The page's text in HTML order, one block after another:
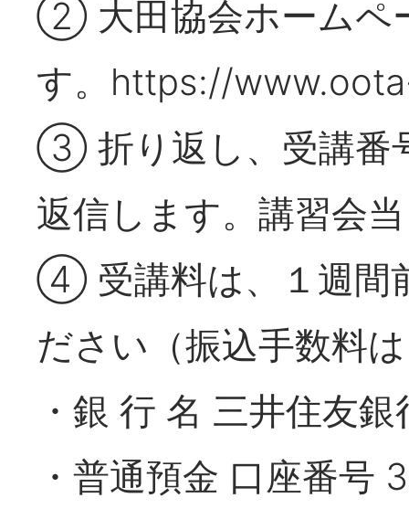
② 大田協会ホームペ
す。https://
③ 折り返し、受講番
返信します。講習会
④ 受講料は、１週間
ださい（振込手数料
・銀 行 名 三井住友
・普通預金 口座番号